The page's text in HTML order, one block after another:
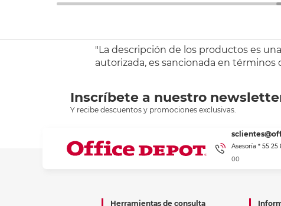
"La descripción de los productos es
autorizada, es sancionada en términos
Inscríbete a nuestro
Y recibe descuentos y promociones exclusivas.
Asesoría * 55 25
00
Herramientas de consulta